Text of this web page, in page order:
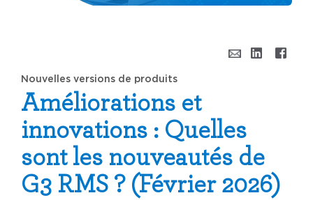
Nouvelles versions de produits
Améliorations et
innovations : Quelles
sont les nouveautés de
G3 RMS ? (Février 2026)